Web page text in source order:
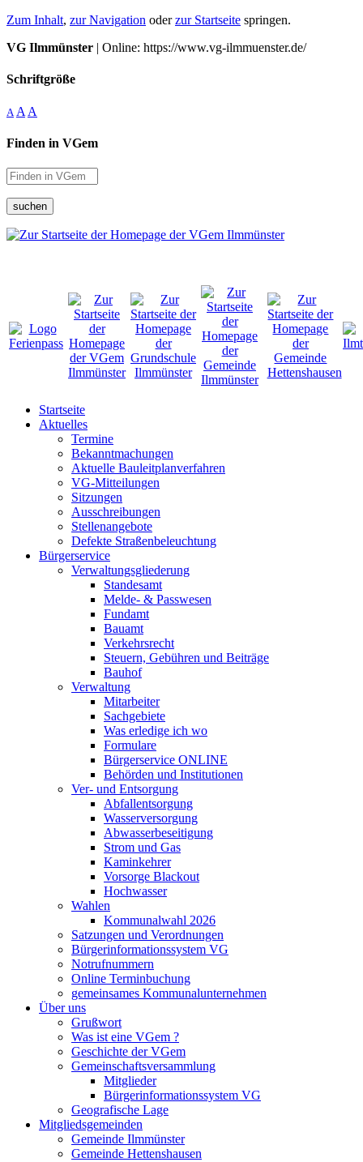
Zum Inhalt, zur Navigation oderzur Startseite springen.
VG Ilmmünster | Online: https://www.vg-ilmmuenster.de/
Schriftgröße
A A A
Finden in VGem
suchen
Startseite
Aktuelles
Termine
Bekanntmachungen
Aktuelle Bauleitplanverfahren
VG-Mitteilungen
Sitzungen
Ausschreibungen
Stellenangebote
Defekte Straßenbeleuchtung
Bürgerservice
Verwaltungsgliederung
Standesamt
Melde- & Passwesen
Fundamt
Bauamt
Verkehrsrecht
Steuern, Gebühren und Beiträge
Bauhof
Verwaltung
Mitarbeiter
Sachgebiete
Was erledige ich wo
Formulare
Bürgerservice ONLINE
Behörden und Institutionen
Ver- und Entsorgung
Abfallentsorgung
Wasserversorgung
Abwasserbeseitigung
Strom und Gas
Kaminkehrer
Vorsorge Blackout
Hochwasser
Wahlen
Kommunalwahl 2026
Satzungen und Verordnungen
Bürgerinformationssystem VG
Notrufnummern
Online Terminbuchung
gemeinsames Kommunalunternehmen
Über uns
Grußwort
Was ist eine VGem ?
Geschichte der VGem
Gemeinschaftsversammlung
Mitglieder
Bürgerinformationssystem VG
Geografische Lage
Mitgliedsgemeinden
Gemeinde Ilmmünster
Gemeinde Hettenshausen